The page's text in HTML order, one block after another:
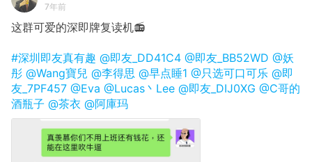
7年前
这群可爱的深即牌复读机📻
#深圳即友真有趣 @即友_DD41C4 @即友_BB52WD @妖
彤 @Wang寶兒 @李得思 @早点睡1 @只选可口可乐 @即
友_7PF457 @Eva @Lucas丶Lee @即友_DIJ0XG @C哥的
酒瓶子 @茶衣 @阿庫玛